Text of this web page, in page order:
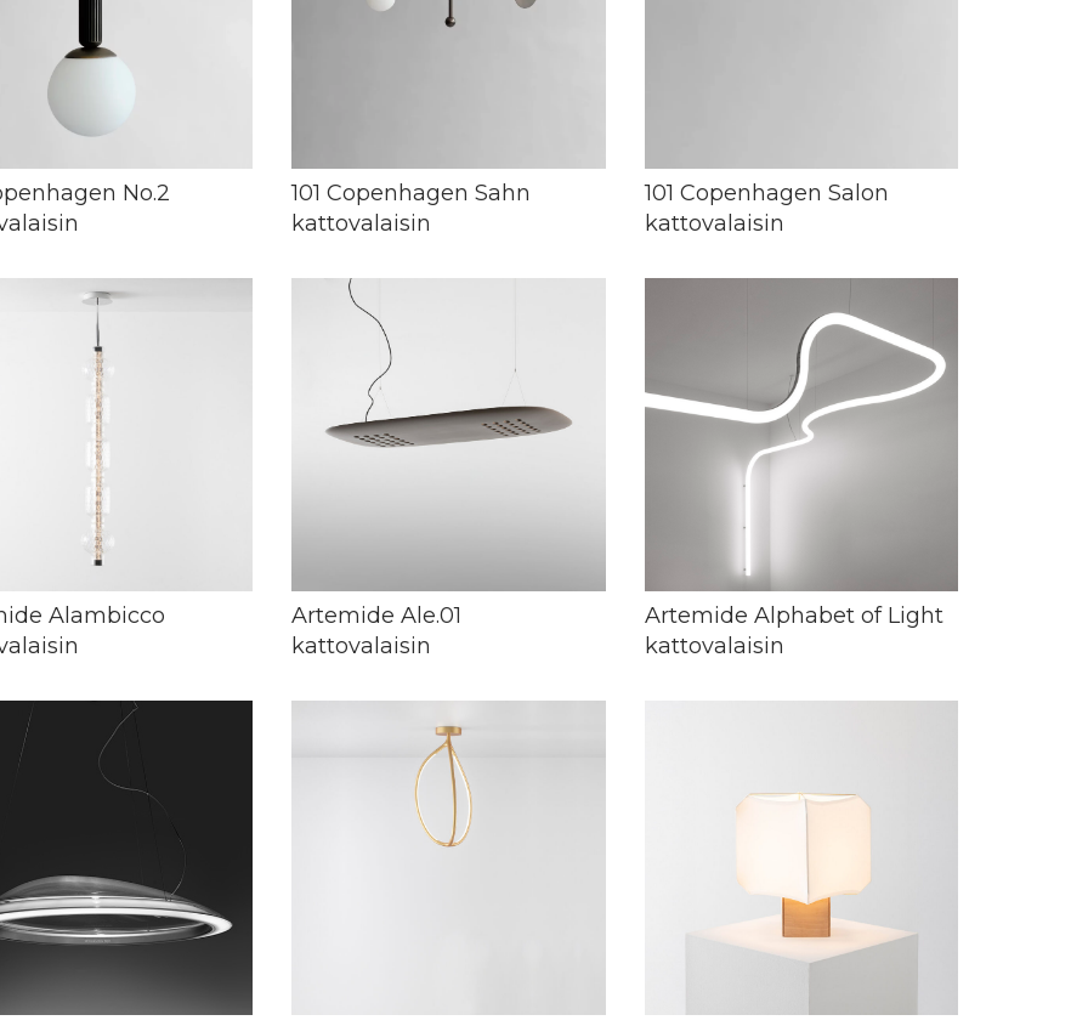
No.2
101 Copenhagen Sahn
kattovalaisin
101 Copenhagen Salon
kattovalaisin
Alambicco
Artemide Ale.01
kattovalaisin
Artemide Alphabet of Light
kattovalaisin